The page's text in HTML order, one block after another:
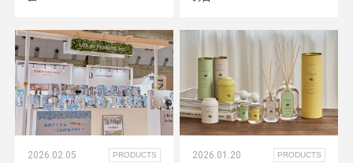
2026.02.05 PRODUCTS 2026.01.20 PRODUCTS